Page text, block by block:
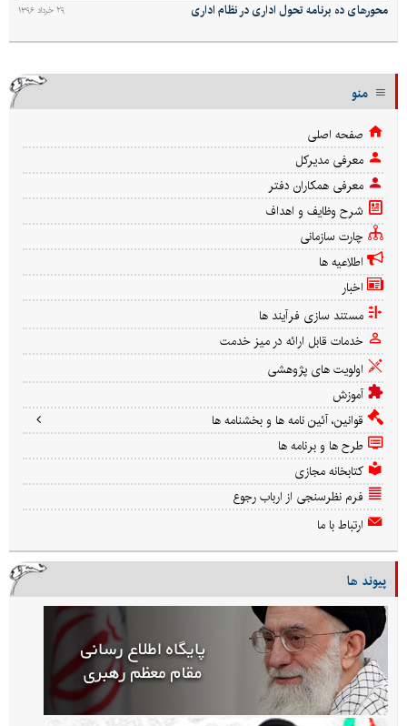
۲۹ خرداد ۱۳۹۶ محورهای ده برنامه تحول اداری در نظام اداری
منو
صفحه اصلی
معرفی مدیركل
معرفی همکاران دفتر
شرح وظایف و اهداف
چارت سازمانی
اطلاعیه ها
اخبار
مستند سازی فرآیند ها
خدمات قابل ارائه در میز خدمت
اولویت های پژوهشی
آموزش
قوانین، آئین نامه ها و بخشنامه ها
طرح ها و برنامه ها
کتابخانه مجازی
فرم نظرسنجی از ارباب رجوع
ارتباط با ما
پیوند ها